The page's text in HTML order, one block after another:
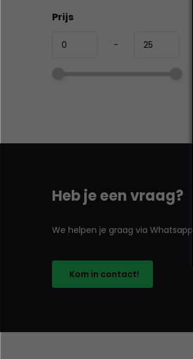
Prijs
-
Heb je een vraag?
We helpen je graag via Whatsapp!
Kom in contact!